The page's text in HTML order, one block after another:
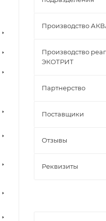
Производство
Производство
ЭКОТРИТ
Партнерство
Поставщики
Отзывы
Реквизиты